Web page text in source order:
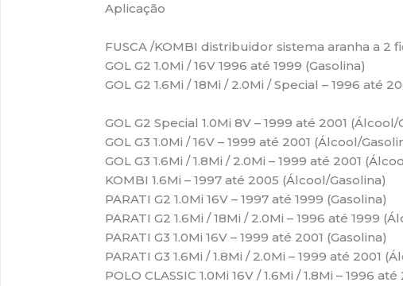
Aplicação
FUSCA /KOMBI distribuidor sistema aranha a 2
GOL G2 1.0Mi / 16V 1996 até 1999 (Gasolina)
GOL G2 1.6Mi / 18Mi / 2.0Mi / Special – 1996 até
GOL G2 Special 1.0Mi 8V – 1999 até 2001 (Álcool/
GOL G3 1.0Mi / 16V – 1999 até 2001 (Álcool/
GOL G3 1.6Mi / 1.8Mi / 2.0Mi – 1999 até 2001
KOMBI 1.6Mi – 1997 até 2005 (Álcool/Gasolina)
PARATI G2 1.0Mi 16V – 1997 até 1999 (Gasolina)
PARATI G2 1.6Mi / 18Mi / 2.0Mi – 1996 até 1999
PARATI G3 1.0Mi 16V – 1999 até 2001 (Gasolina)
PARATI G3 1.6Mi / 1.8Mi / 2.0Mi – 1999 até 2001
POLO CLASSIC 1.0Mi 16V / 1.6Mi / 1.8Mi – 1996